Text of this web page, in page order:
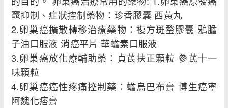
竈抑制、症狀控制藥物：珍香膠囊 西黃丸
2.卵巢癌擴散轉移治療藥物：複方斑蝥膠囊 鴉膽
子油口服液 消癌平片 華蟾素口服液
3.卵巢癌放化療輔助藥：貞芪扶正顆粒 參芪十一
味顆粒
4.卵巢癌癌性疼痛控制藥：蟾烏巴布膏 博生癌寧
阿魏化痞膏